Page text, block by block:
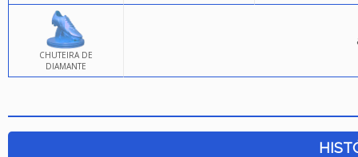
CHUTEIRA DE
DIAMANTE